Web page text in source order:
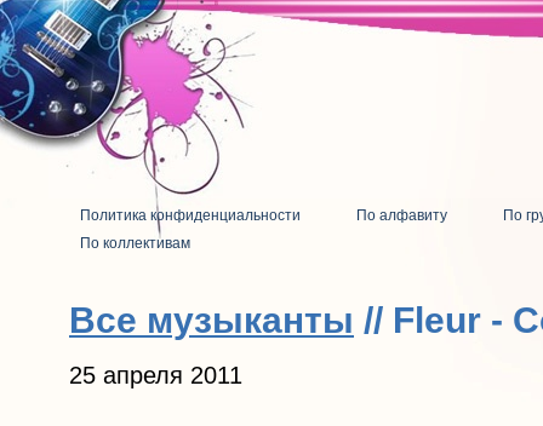
Политика конфиденциальности По алфавиту
По
По коллективам
Все музыканты // Fleur -
25 апреля 2011